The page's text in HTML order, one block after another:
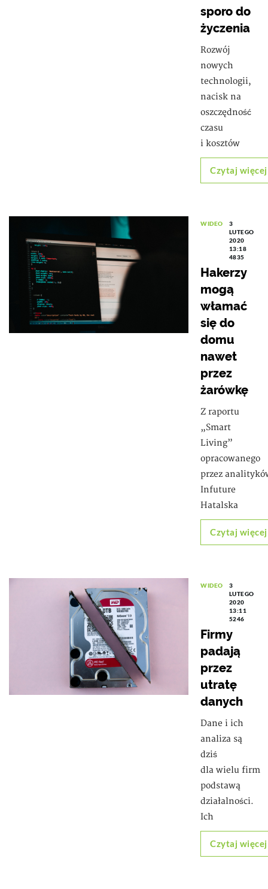
sporo do
życzenia
Rozwój
nowych
technologii,
nacisk na
oszczędność
czasu
i kosztów
Czytaj więcej
WIDEO
3
LUTEGO
2020
13:18
4835
Hakerzy
mogą
włamać
się do
domu
nawet
przez
żarówkę
Z raportu
„Smart
Living”
opracowanego
przez
Infuture
Hatalska
Czytaj więcej
WIDEO
3
LUTEGO
2020
13:11
5246
Firmy
padają
przez
utratę
danych
Dane i ich
analiza są
dziś
dla wielu firm
podstawą
działalności.
Ich
Czytaj więcej